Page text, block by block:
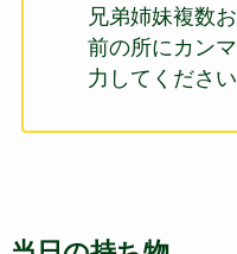
兄弟姉妹複数
前の所にカン
力してください